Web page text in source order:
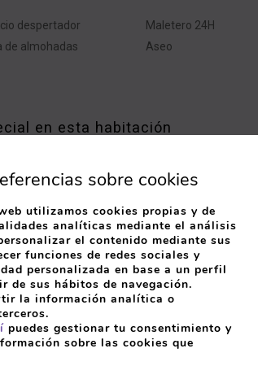
despertador Maletero 24H
de almohadas Aseo
en esta habitación
Posibilidad de
EN ESTA HABITACIÓN
sobre cookies
utilizamos cookies propias y de
analíticas mediante el análisis
el contenido mediante sus
funciones de redes sociales y
personalizada en base a un perfil
de sus hábitos de navegación.
la información analítica o
puedes gestionar tu consentimiento y
sobre las cookies que